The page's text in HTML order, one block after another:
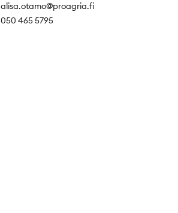
alisa.otamo@proagria.fi
050 465 5795